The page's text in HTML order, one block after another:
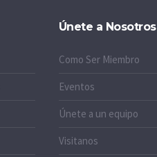
Únete a Nosotros
Como Ser Miembro
Eventos
Únete a un equipo
Visitanos